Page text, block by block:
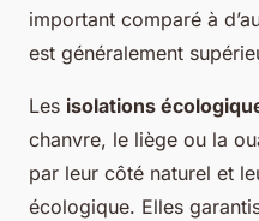
important comparé à
est généralement
Les isolations
chanvre, le liège ou la
par leur côté naturel et
écologique. Elles